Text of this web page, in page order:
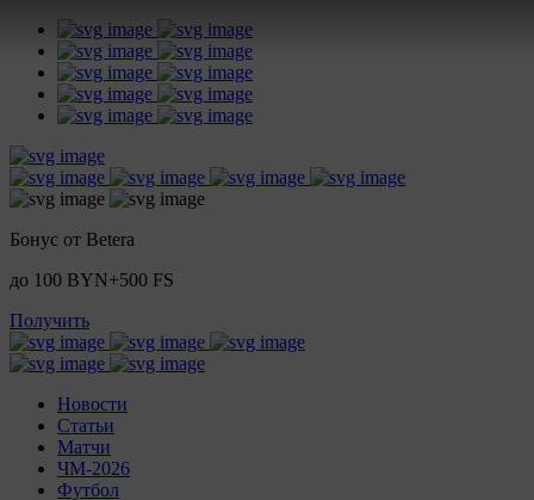
Бонус от Betera
до 100 BYN+500 FS
Получить
Новости
Статьи
Матчи
ЧМ-2026
Футбол